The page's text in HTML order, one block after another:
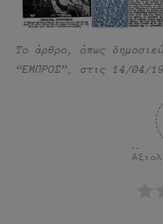
Το άρθρο, όπως
“ΕΜΠΡΟΣ”, στις 14/04/